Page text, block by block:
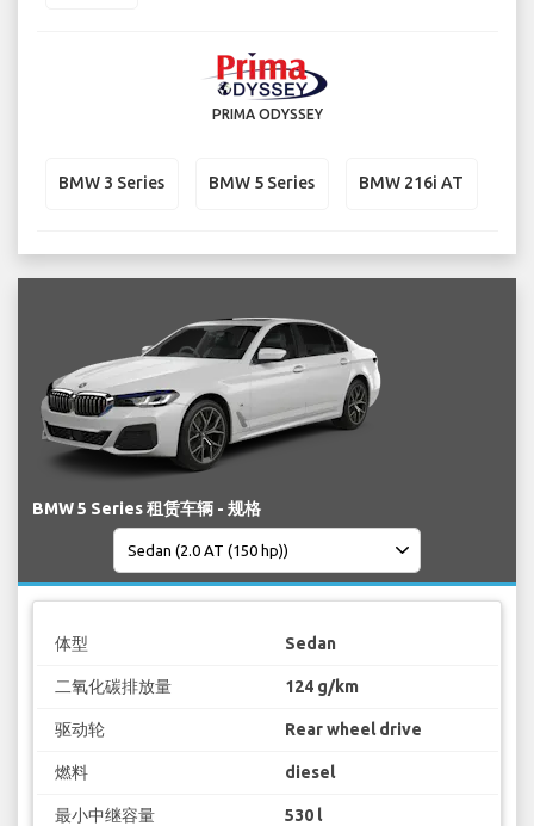
PRIMA ODYSSEY
BMW 3 Series BMW 5 Series BMW 216i AT
BMW 5 Series 租赁车辆 - 规格
体型 Sedan
二氧化碳排放量 124 g/km
驱动轮 Rear wheel drive
燃料 diesel
最小中继容量 530 l